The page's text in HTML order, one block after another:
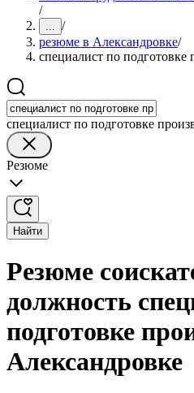
/
... /
резюме в Александровке/
специалист по подготовке
специалист по подготовке
Резюме
Найти
Резюме
должность
подготовке
Александровке